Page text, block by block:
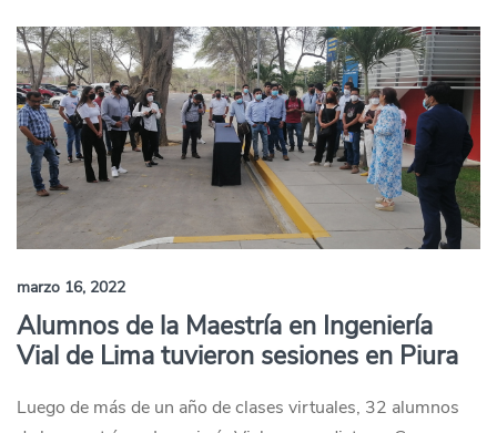
marzo 16, 2022
Alumnos de la Maestría en Ingeniería
Vial de Lima tuvieron sesiones en Piura
Luego de más de un año de clases virtuales, 32 alumnos